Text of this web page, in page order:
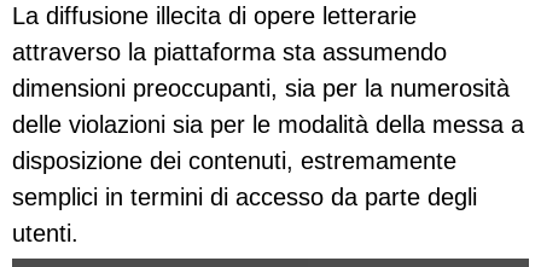
La diffusione illecita di opere letterarie
attraverso la piattaforma sta assumendo
dimensioni preoccupanti, sia per la numerosità
delle violazioni sia per le modalità della messa a
disposizione dei contenuti, estremamente
semplici in termini di accesso da parte degli
utenti.